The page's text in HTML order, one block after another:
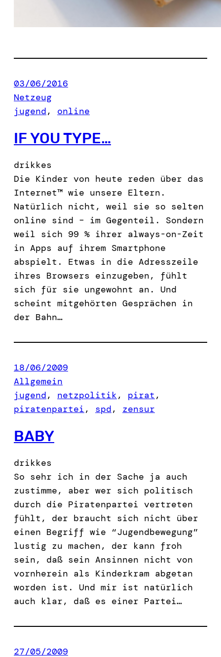
03/06/2016
Netzeug
jugend, online
IF YOU TYPE…
drikkes
Die Kinder von heute reden über das
Internet™ wie unsere Eltern.
Natürlich nicht, weil sie so selten
online sind – im Gegenteil. Sondern
weil sich 99 % ihrer always-on-Zeit
in Apps auf ihrem Smartphone
abspielt. Etwas in die Adresszeile
ihres Browsers einzugeben, fühlt
sich für sie ungewohnt an. Und
scheint mitgehörten Gesprächen in
der Bahn…
18/06/2009
Allgemein
jugend, netzpolitik, pirat
piratenpartei , spd, zensur
BABY
drikkes
So sehr ich in der Sache ja auch
zustimme, aber wer sich politisch
durch die Piratenpartei vertreten
fühlt, der braucht sich nicht über
einen Begriff wie “Jugendbewegung”
lustig zu machen, der kann froh
sein, daß sein Ansinnen nicht von
vornherein als Kinderkram abgetan
worden ist. Und mir ist natürlich
auch klar, daß es einer Partei…
27/05/2009